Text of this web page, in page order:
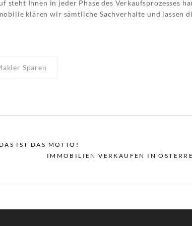
steht Ihnen in jeder Phase des Verkaufsprozesses
klären wir sämtliche Sachverhalte und lassen
Sparen
IST DAS MOTTO!
IMMOBILIEN VERKAUFEN IN